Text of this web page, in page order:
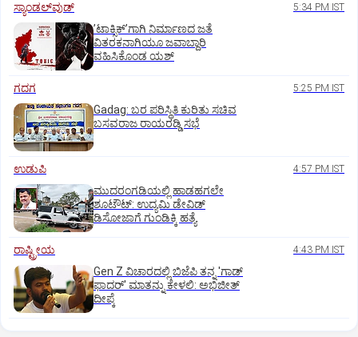
ಸ್ಯಾಂಡಲ್‌ವುಡ್‌ 5:34 PM IST
ʼಟಾಕ್ಸಿಕ್‌ʼಗಾಗಿ ನಿರ್ಮಾಣದ ಜತೆ
ವಿತರಕನಾಗಿಯೂ ಜವಾಬ್ದಾರಿ
ವಹಿಸಿಕೊಂಡ ಯಶ್
ಗದಗ 5:25 PM IST
Gadag: ಬರ ಪರಿಸ್ಥಿತಿ ಕುರಿತು ಸಚಿವ
ಬಸವರಾಜ ರಾಯರಡ್ಡಿ ಸಭೆ
ಉಡುಪಿ 4:57 PM IST
ಮುದರಂಗಡಿಯಲ್ಲಿ ಹಾಡಹಗಲೇ
ಶೂಟೌಟ್:‌ ಉದ್ಯಮಿ ಡೇವಿಡ್‌
ಡಿಸೋಜಾಗೆ ಗುಂಡಿಕ್ಕಿ ಹತ್ಯೆ
ರಾಷ್ಟ್ರೀಯ 4:43 PM IST
Gen Z ವಿಚಾರದಲ್ಲಿ ಬಿಜೆಪಿ ತನ್ನ 'ಗಾಡ್
ಫಾದರ್' ಮಾತನ್ನು ಕೇಳಲಿ: ಅಭಿಜೀತ್
ದೀಪ್ಕೆ